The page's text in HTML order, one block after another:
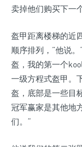
卖掉他们购买下一
盔甲距离楼梯的近
顺序排列，”他说
盔，我的第一个
一级方程式盔甲。
盔，底部是一些目
冠军赢家是其他地
们。“